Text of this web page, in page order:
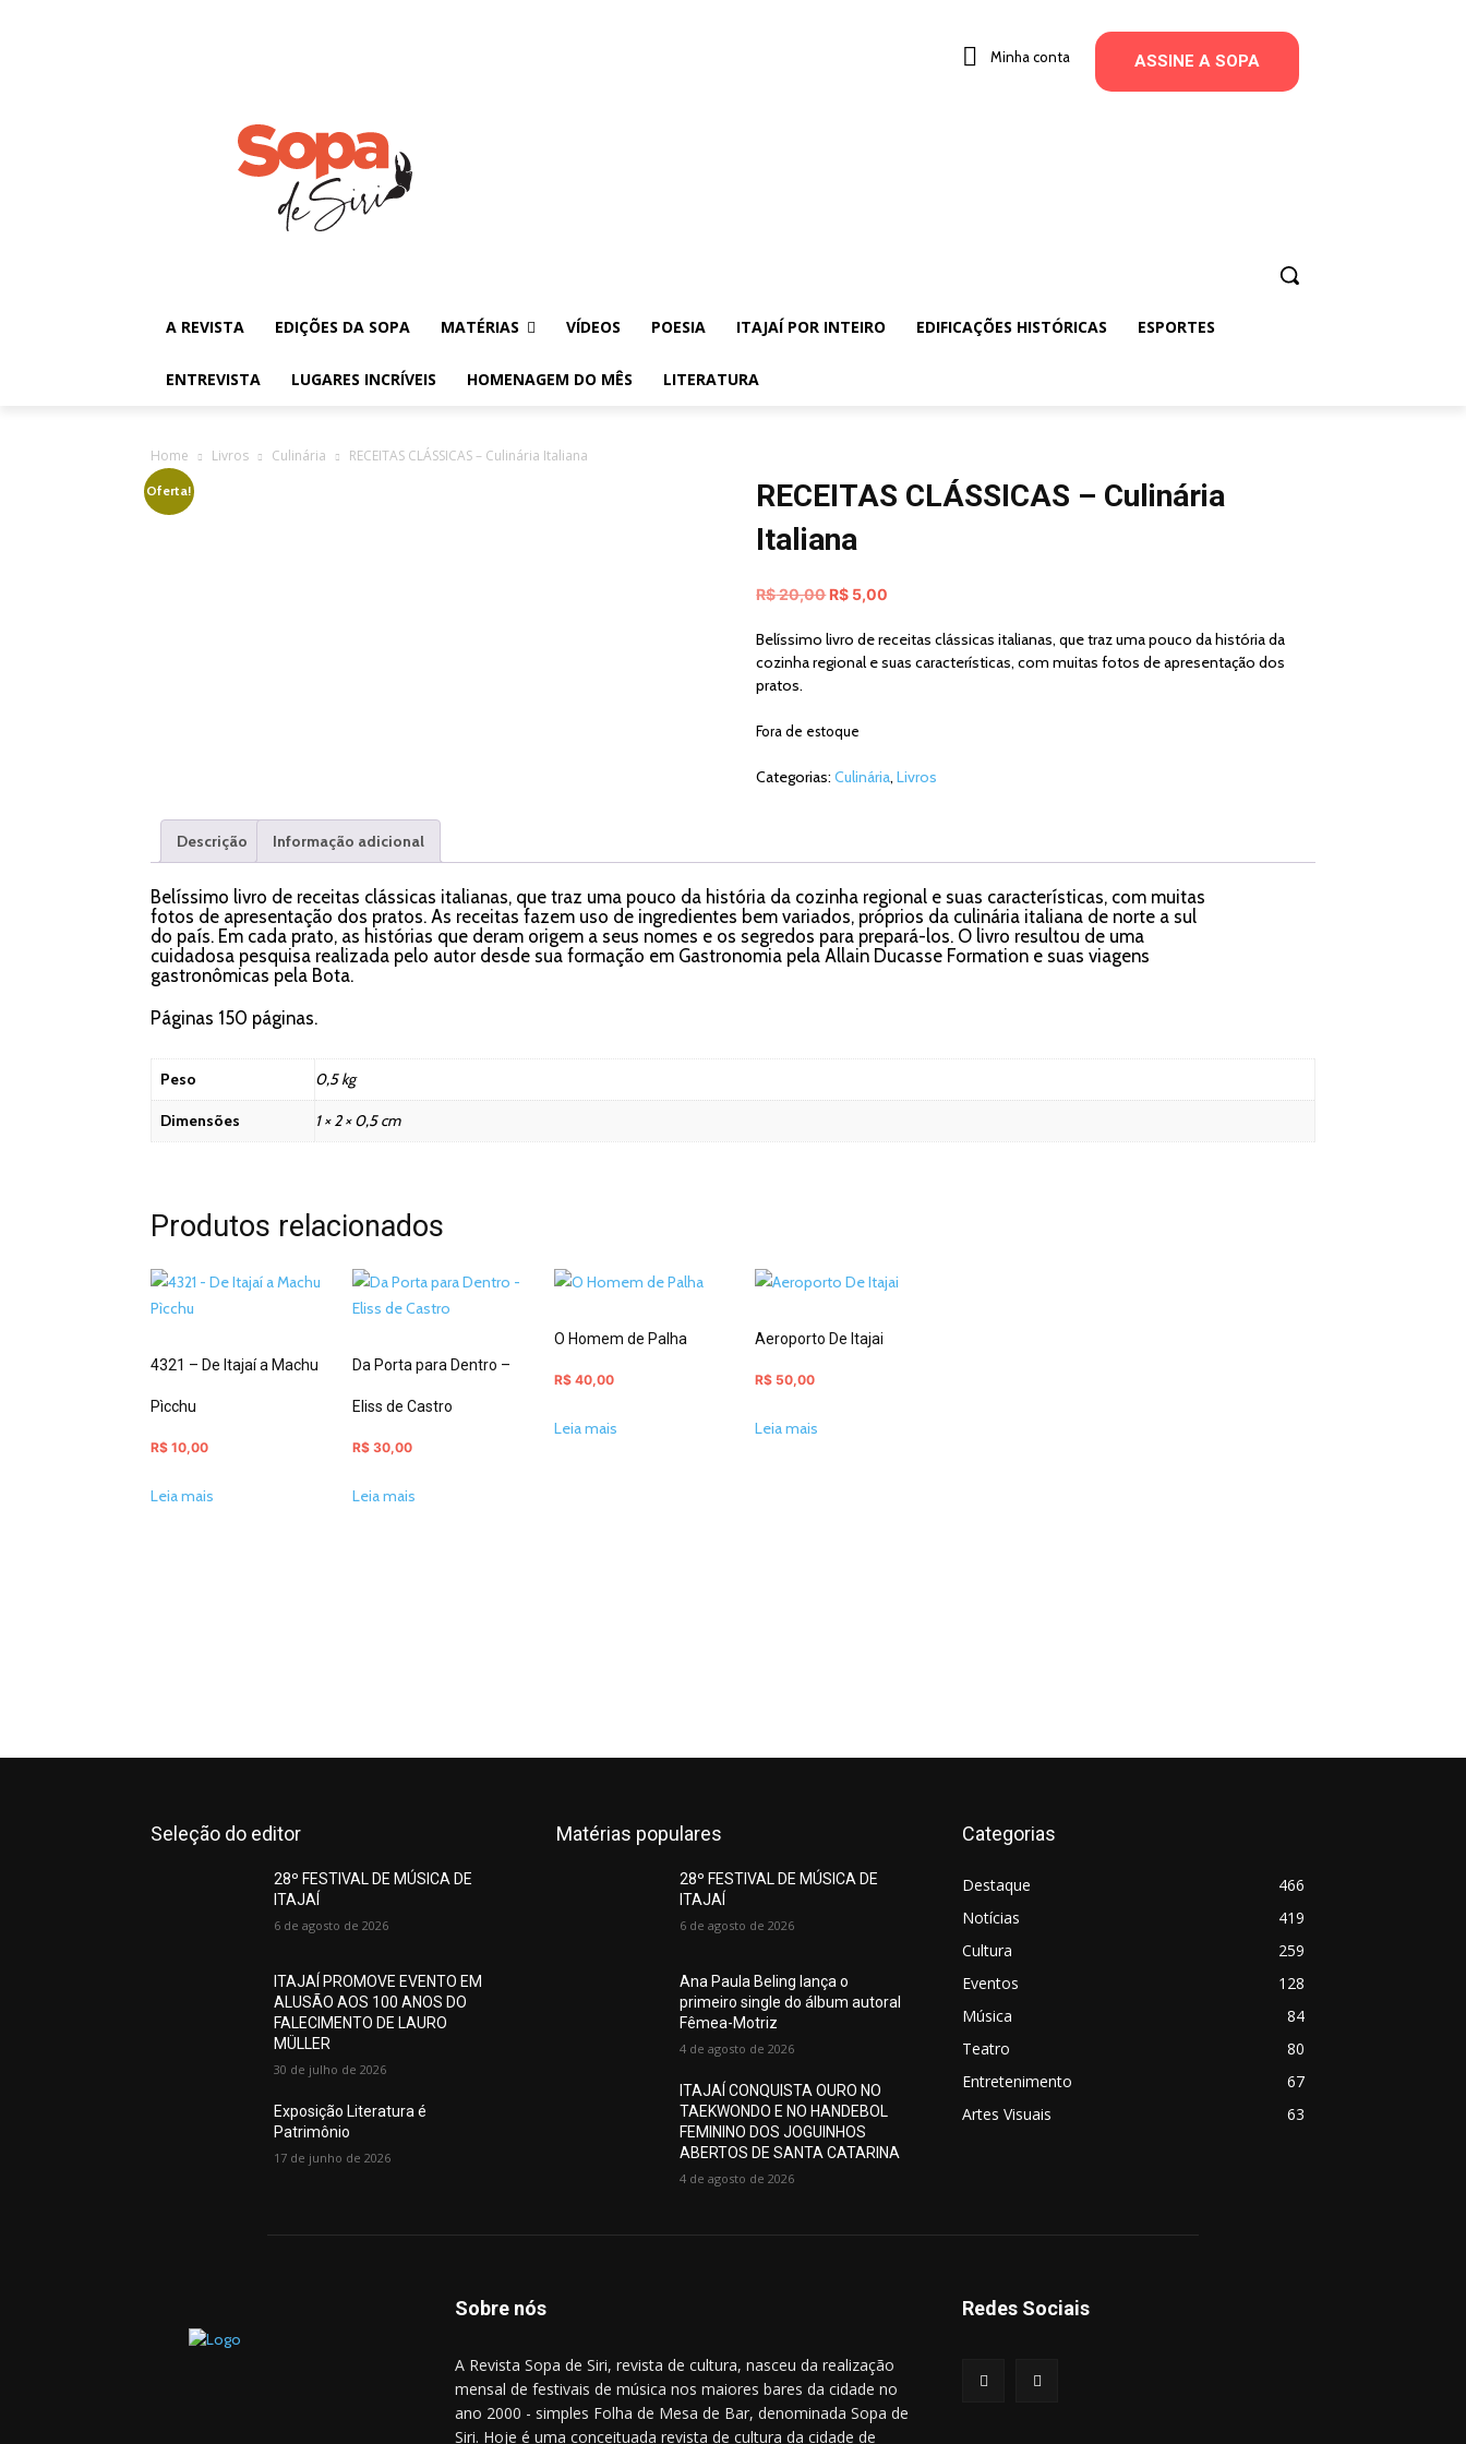
Minha conta ASSINE A SOPA
A REVISTA EDIÇÕES DA SOPA MATÉRIAS VÍDEOS POESIA ITAJAÍ POR INTEIRO EDIFICAÇÕES HISTÓRICAS ESPORTES
ENTREVISTA LUGARES INCRÍVEIS HOMENAGEM DO MÊS LITERATURA
Home Livros Culinária RECEITAS CLÁSSICAS – Culinária Italiana
Oferta!
RECEITAS CLÁSSICAS – Culinária
Italiana
R$20,00 O
original
era:
R$ 5,00
atual
é:
Belíssimo livro de receitas clássicas italianas, que traz uma pouco da história da
cozinha regional e suas características, com muitas fotos de apresentação dos
pratos.
Fora de estoque
Categorias:Culinária,Livros
Descrição Informação adicional
Belíssimo livro de receitas clássicas italianas, que traz uma pouco da história da cozinha regional e suas características, com muitas
fotos de apresentação dos pratos. As receitas fazem uso de ingredientes bem variados, próprios da culinária italiana de norte a sul
do país. Em cada prato, as histórias que deram origem a seus nomes e os segredos para prepará-los. O livro resultou de uma
cuidadosa pesquisa realizada pelo autor desde sua formação em Gastronomia pela Allain Ducasse Formation e suas viagens
gastronômicas pela Bota.
Páginas 150 páginas.
Peso 0,5 kg
Dimensões 1 × 2 × 0,5 cm
Produtos relacionados
4321 – De Itajaí a Machu
Pìcchu
R$ 10,00
Leia mais
Da Porta para Dentro –
Eliss de Castro
R$30,00
Leia mais
O Homem de Palha
R$40,00
Leia mais
Aeroporto De Itajai
R$ 50,00
Leia mais
Seleção do editor
28º FESTIVAL DE MÚSICA DE
ITAJAÍ
6 de agosto de 2026
ITAJAÍ PROMOVE EVENTO EM
ALUSÃO AOS 100 ANOS DO
FALECIMENTO DE LAURO
MÜLLER
30 de julho de 2026
Exposição Literatura é
Patrimônio
17 de junho de 2026
Matérias populares
28º FESTIVAL DE MÚSICA DE
ITAJAÍ
6 de agosto de 2026
Ana Paula Beling lança o
primeiro single do álbum autoral
Fêmea-Motriz
4 de agosto de 2026
ITAJAÍ CONQUISTA OURO NO
TAEKWONDO E NO HANDEBOL
FEMININO DOS JOGUINHOS
ABERTOS DE SANTA CATARINA
4 de agosto de 2026
Categorias
Destaque
466
Notícias
419
Cultura
259
Eventos
128
Música
84
Teatro
80
Entretenimento
67
Artes Visuais
63
Sobre nós
A Revista Sopa de Siri, revista de cultura, nasceu da realização
mensal de festivais de música nos maiores bares da cidade no
ano 2000 - simples Folha de Mesa de Bar, denominada Sopa de
Siri. Hoje é uma conceituada revista de cultura da cidade de
Redes Sociais